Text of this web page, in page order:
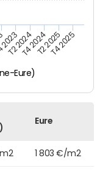
Eure)
T2 2024T4 2024T2 2025T4 2025
Eure
1 803 €/m2